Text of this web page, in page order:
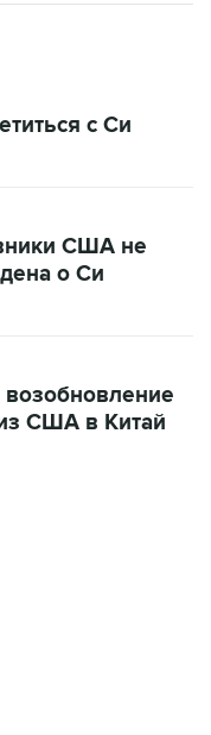
с Си
США не
о Си
возобновление
США в Китай